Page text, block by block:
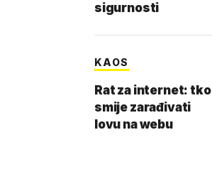
sigurnosti
KAOS
Rat za internet: tko
smije zarađivati
lovu na webu